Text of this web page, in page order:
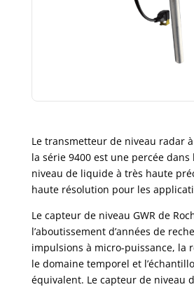
Le transmetteur de niveau radar
la série 9400 est une percée
niveau de liquide à très haute
haute résolution pour les
Le capteur de niveau GWR de
l’aboutissement d’années de
impulsions à micro-puissance, la
le domaine temporel et
équivalent. Le capteur de niveau